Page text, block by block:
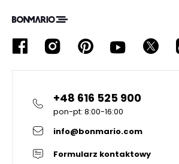
+48 616 525 900
pon-pt: 8:00-16:00
info@bonmario.com
Formularz kontaktowy